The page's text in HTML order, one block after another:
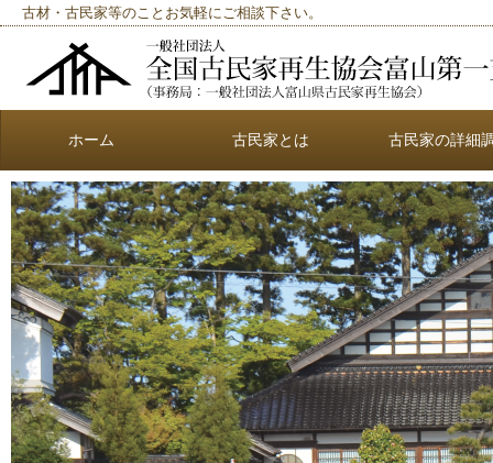
古材・古民家等のことお気軽にご相談下さい。
ホーム 古民家とは 古民家の詳細